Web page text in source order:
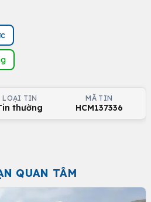
LOẠI TIN
thường
MÃ TIN
HCM137336
QUAN TÂM